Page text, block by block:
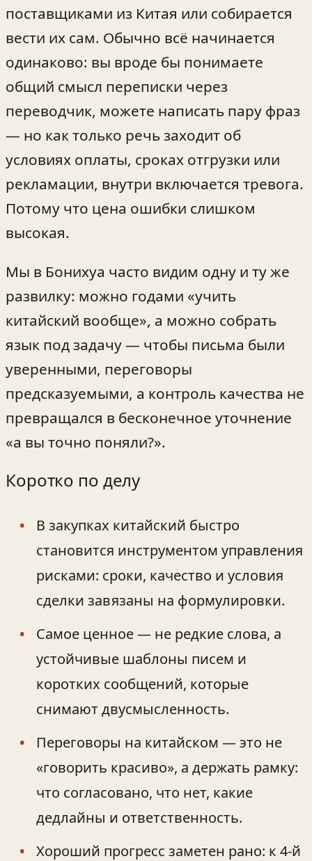
поставщиками из Китая или собирается
вести их сам. Обычно всё начинается
одинаково: вы вроде бы понимаете
общий смысл переписки через
переводчик, можете написать пару фраз
— но как только речь заходит об
условиях оплаты, сроках отгрузки или
рекламации, внутри включается тревога.
Потому что цена ошибки слишком
высокая.
Мы в Бонихуа часто видим одну и ту же
развилку: можно годами «учить
китайский вообще», а можно собрать
язык под задачу — чтобы письма были
уверенными, переговоры
предсказуемыми, а контроль качества не
превращался в бесконечное уточнение
«а вы точно поняли?».
Коротко по делу
В закупках китайский быстро
становится инструментом управления
рисками: сроки, качество и условия
сделки завязаны на формулировки.
Самое ценное — не редкие слова, а
устойчивые шаблоны писем и
коротких сообщений, которые
снимают двусмысленность.
Переговоры на китайском — это не
«говорить красиво», а держать рамку:
что согласовано, что нет, какие
дедлайны и ответственность.
Хороший прогресс заметен рано: к 4-й